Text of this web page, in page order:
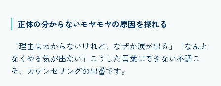
正体の分からないモヤモヤの原因を探れる
「理由はわからないけれど、なぜか涙が出る」「なんと
なくやる気が出ない」こうした言葉にできない不調こ
そ、カウンセリングの出番です。